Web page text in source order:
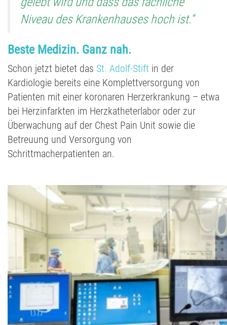
Niveau des Krankenhauses hoch ist.“
Beste Medizin. Ganz nah.
Schon jetzt bietet das St. Adolf-Stift in der
Kardiologie bereits eine Komplettversorgung von
Patienten mit einer koronaren Herzerkrankung – etwa
bei Herzinfarkten im Herzkatheterlabor oder zur
Überwachung auf der Chest Pain Unit sowie die
Betreuung und Versorgung von
Schrittmacherpatienten an.